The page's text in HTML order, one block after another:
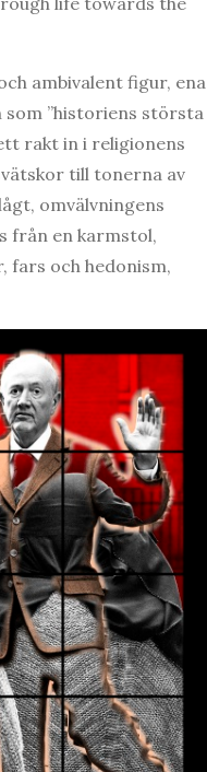
ambivalent figur, ena
”historiens största
rakt in i religionens
till tonerna av
omvälvningens
från en karmstol,
fars och hedonism,